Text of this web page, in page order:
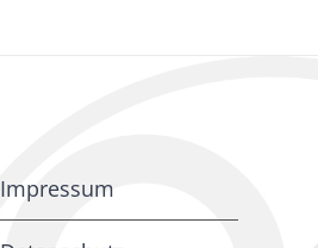
Impressum